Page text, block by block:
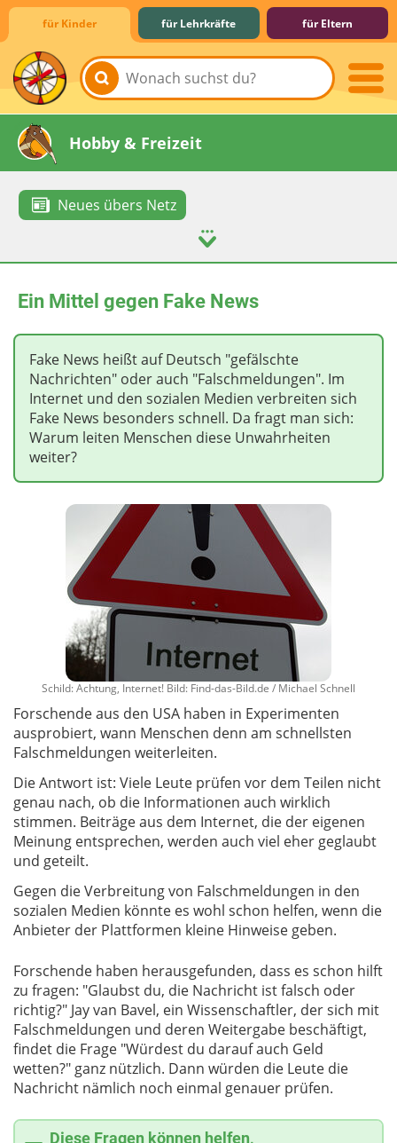
für Kinder für Lehrkräfte für Eltern
Lernen & Schule
Hobby & Freizeit
Neues übers Netz
Spiel & Spaß
Mitreden & Mitmachen
Ein Mittel gegen Fake News
Fake News heißt auf Deutsch "gefälschte
Nachrichten" oder auch "Falschmeldungen". Im
Internet und den sozialen Medien verbreiten sich
Fake News besonders schnell. Da fragt man sich:
Warum leiten Menschen diese Unwahrheiten
weiter?
Schild: Achtung, Internet! Bild: Find-das-Bild.de / Michael Schnell
Forschende aus den USA haben in Experimenten
ausprobiert, wann Menschen denn am schnellsten
Falschmeldungen weiterleiten.
Die Antwort ist: Viele Leute prüfen vor dem Teilen nicht
genau nach, ob die Informationen auch wirklich
stimmen. Beiträge aus dem Internet, die der eigenen
Meinung entsprechen, werden auch viel eher geglaubt
und geteilt.
Gegen die Verbreitung von Falschmeldungen in den
sozialen Medien könnte es wohl schon helfen, wenn die
Anbieter der Plattformen kleine Hinweise geben.
Forschende haben herausgefunden, dass es schon hilft
zu fragen: "Glaubst du, die Nachricht ist falsch oder
richtig?" Jay van Bavel, ein Wissenschaftler, der sich mit
Falschmeldungen und deren Weitergabe beschäftigt,
findet die Frage "Würdest du darauf auch Geld
wetten?" ganz nützlich. Dann würden die Leute die
Nachricht nämlich noch einmal genauer prüfen.
Diese Fragen können helfen,